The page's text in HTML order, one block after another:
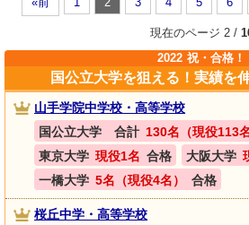
現在のページ 2 /
2022 祝・合格！
国公立大学を狙える！実績を
山手学院中学校・高等学校
国公立大学 合計 130名（現役113名
東京大学 現役1名 合格 大阪大学
一橋大学 5名（現役4名） 合格
桜丘中学・高等学校